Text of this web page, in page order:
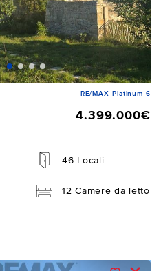
RE/MAX Platinum 6
4.399.000€
46 Locali
12 Camere da letto